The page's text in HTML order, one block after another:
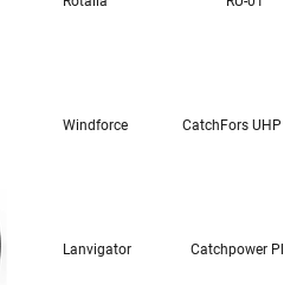
Windforce CatchFors
Lanvigator Catchpower